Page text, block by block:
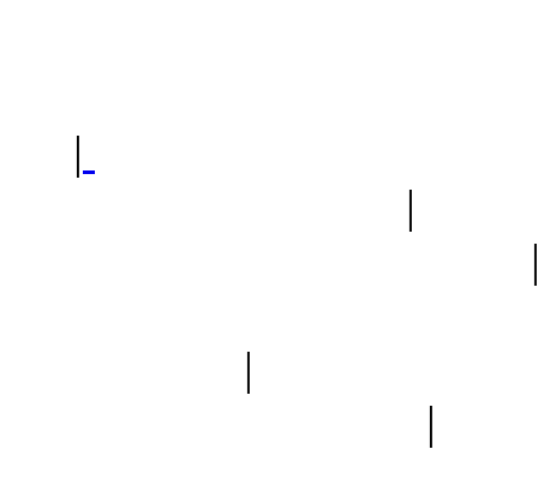
|
|
|
|